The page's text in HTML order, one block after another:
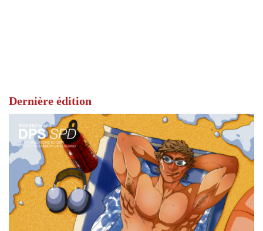
Dernière édition